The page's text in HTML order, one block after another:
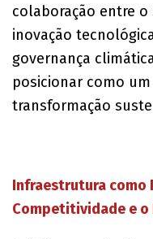
colaboração entre
inovação
governança
posicionar como
transformação
Infraestrutura como
Competitividade e o